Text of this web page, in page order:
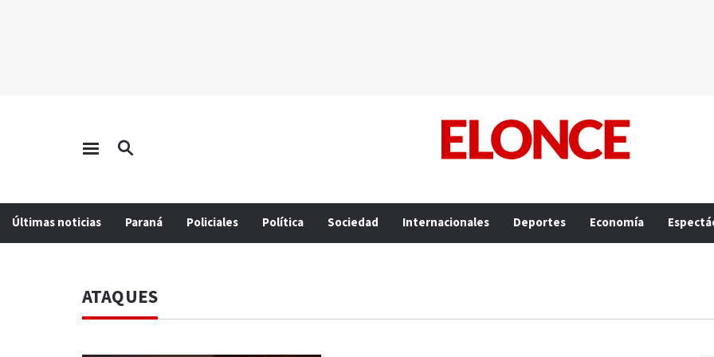
Últimas noticias Paraná Policiales Política Sociedad Internacionales Deportes Economía
ATAQUES